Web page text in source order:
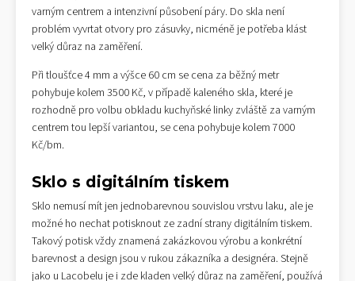
varným centrem a intenzivní působení páry. Do skla není
problém vyvrtat otvory pro zásuvky, nicméně je potřeba klást
velký důraz na zaměření.
Při tloušťce 4 mm a výšce 60 cm se cena za běžný metr
pohybuje kolem 3500 Kč, v případě kaleného skla, které je
rozhodně pro volbu obkladu kuchyňské linky zvláště za varným
centrem tou lepší variantou, se cena pohybuje kolem 7000
Kč/bm.
Sklo s digitálním tiskem
Sklo nemusí mít jen jednobarevnou souvislou vrstvu laku, ale je
možné ho nechat potisknout ze zadní strany digitálním tiskem.
Takový potisk vždy znamená zakázkovou výrobu a konkrétní
barevnost a design jsou v rukou zákazníka a designéra. Stejně
jako u Lacobelu je i zde kladen velký důraz na zaměření, používá